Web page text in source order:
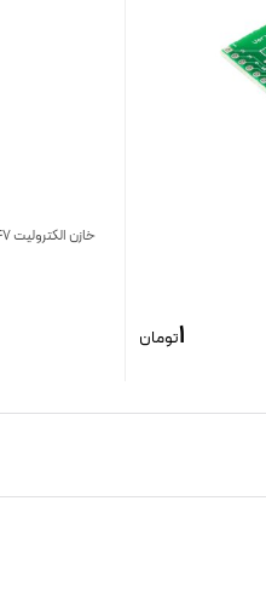
1تومان
خازن الکترولیت 47 میکرو فاراد 25 ولت